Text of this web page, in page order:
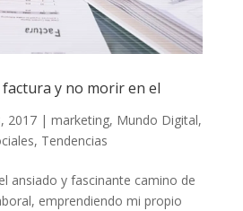
y no morir en el
2017| marketing, Mundo Digital,
, Tendencias
ansiado y fascinante camino de
emprendiendo mi propio